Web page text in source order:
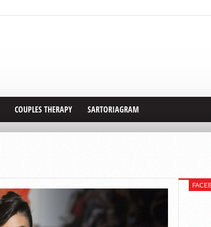
COUPLES THERAPY SARTORIAGRAM